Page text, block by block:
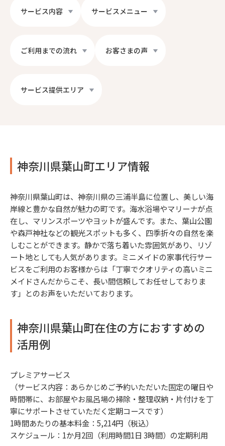
サービス内容 サービスメニュー
ご利用までの流れ お客さまの声
サービス提供エリア
神奈川県葉山町エリア情報
神奈川県葉山町は、神奈川県の三浦半島に位置し、美しい海
岸線と豊かな自然が魅力の町です。海水浴場やマリーナが点
在し、マリンスポーツやヨットが盛んです。また、葉山公園
や森戸神社などの観光スポットも多く、四季折々の自然を楽
しむことができます。静かで落ち着いた雰囲気があり、リゾ
ート地としても人気があります。ミニメイドの家事代行サー
ビスをご利用のお客様からは「丁寧でクオリティの高いミニ
メイドさんだからこそ、長い間信頼してお任せしておりま
す」とのお声をいただいております。
神奈川県葉山町在住の方におすすめの
活用例
プレミアサービス
（サービス内容：あらかじめご予約いただいた固定の曜日や
時間帯に、お部屋やお風呂場の掃除・整理収納・片付けを丁
寧にサポートさせていただく定期コースです）
1時間あたりの基本料金：5,214円（税込）
スケジュール：1か月2回（利用時間1日 3時間）の定期利用